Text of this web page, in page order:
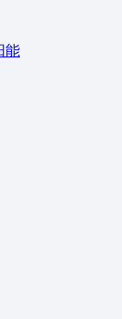
能